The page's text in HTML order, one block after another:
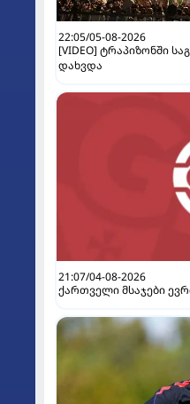
22:05/05-08-2026
[VIDEO] ტრაპიზონში
დახვდა
21:07/04-08-2026
ქართველი მსაჯები